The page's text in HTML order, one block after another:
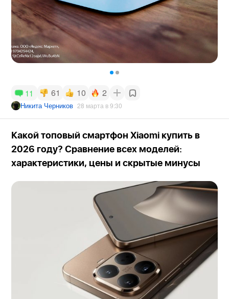
11 61 10 2
Никита Черников 28 марта в 9:30
Какой топовый смартфон Xiaomi купить в
2026 году? Сравнение всех моделей:
характеристики, цены и скрытые минусы